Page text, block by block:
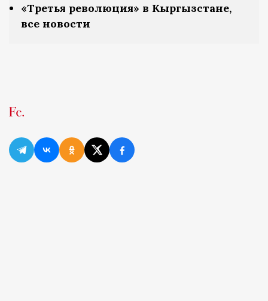
«Третья революция» в Кыргызстане,
все новости